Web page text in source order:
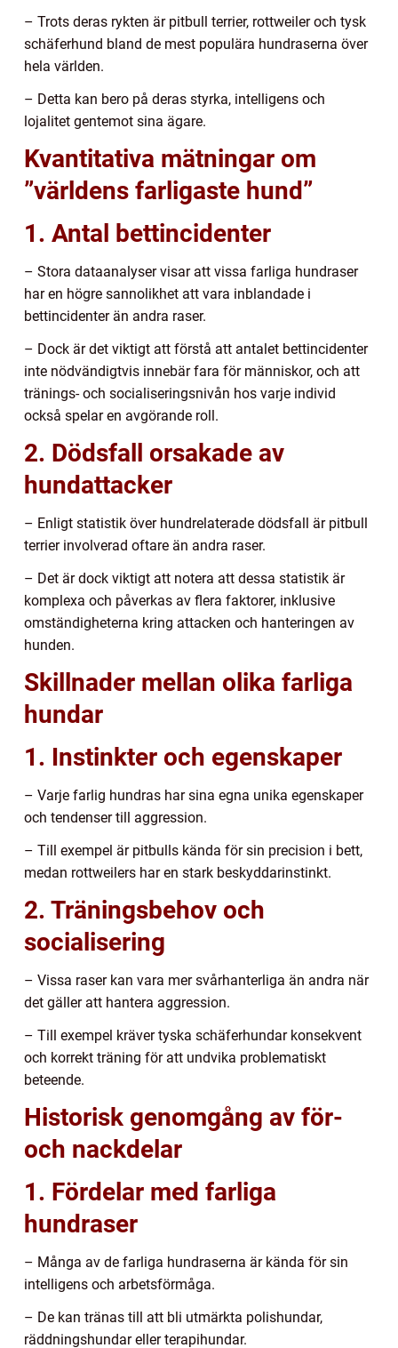
– Trots deras rykten är pitbull terrier, rottweiler och tysk
schäferhund bland de mest populära hundraserna över
hela världen.
– Detta kan bero på deras styrka, intelligens och
lojalitet gentemot sina ägare.
Kvantitativa mätningar om
”världens farligaste hund”
1. Antal bettincidenter
– Stora dataanalyser visar att vissa farliga hundraser
har en högre sannolikhet att vara inblandade i
bettincidenter än andra raser.
– Dock är det viktigt att förstå att antalet bettincidenter
inte nödvändigtvis innebär fara för människor, och att
tränings- och socialiseringsnivån hos varje individ
också spelar en avgörande roll.
2. Dödsfall orsakade av
hundattacker
– Enligt statistik över hundrelaterade dödsfall är pitbull
terrier involverad oftare än andra raser.
– Det är dock viktigt att notera att dessa statistik är
komplexa och påverkas av flera faktorer, inklusive
omständigheterna kring attacken och hanteringen av
hunden.
Skillnader mellan olika farliga
hundar
1. Instinkter och egenskaper
– Varje farlig hundras har sina egna unika egenskaper
och tendenser till aggression.
– Till exempel är pitbulls kända för sin precision i bett,
medan rottweilers har en stark beskyddarinstinkt.
2. Träningsbehov och
socialisering
– Vissa raser kan vara mer svårhanterliga än andra när
det gäller att hantera aggression.
– Till exempel kräver tyska schäferhundar konsekvent
och korrekt träning för att undvika problematiskt
beteende.
Historisk genomgång av för-
och nackdelar
1. Fördelar med farliga
hundraser
– Många av de farliga hundraserna är kända för sin
intelligens och arbetsförmåga.
– De kan tränas till att bli utmärkta polishundar,
räddningshundar eller terapihundar.